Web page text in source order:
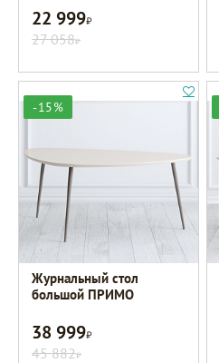
22 999Р
27 058Р
-15%
Журнальный стол
большой ПРИМО
38 999Р
45 882Р